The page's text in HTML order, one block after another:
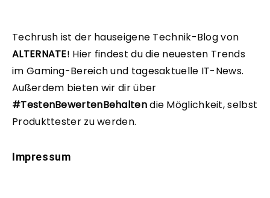
Techrush ist der hauseigene Technik-Blog von
ALTERNATE! Hier findest du die neuesten Trends
im Gaming-Bereich und tagesaktuelle IT-News.
Außerdem bieten wir dir über
#TestenBewertenBehaltendie Möglichkeit, selbst
Produkttester zu werden.
Impressum